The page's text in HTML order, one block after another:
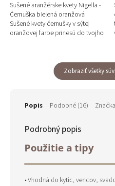
Sušené aranžérske kvety Nigella -
Černuška bielená oranžová
Sušené kvety černušky v sýtej
oranžovej farbe prinesú do tvojho
Zobraziť všetky
Popis Podobné (16) Značka
Podrobný popis
Použitie a tipy
• Vhodná do kytíc, vencov,